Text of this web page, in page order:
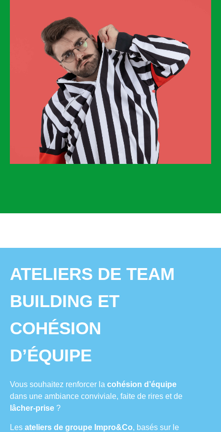
ATELIERS DE TEAM
BUILDING ET
COHÉSION
D’ÉQUIPE
Vous souhaitez renforcer la cohésion d’équipe
dans une ambiance conviviale, faite de rires et de
lâcher-prise ?
Les ateliers de groupe Impro&Co, basés sur le